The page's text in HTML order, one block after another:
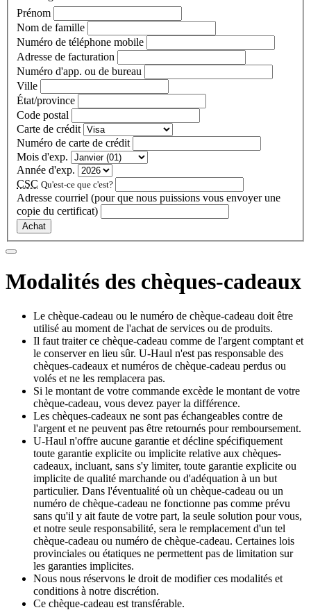
Prénom
Nom de famille
Numéro de téléphone mobile
Adresse de facturation
Numéro d'app. ou de bureau
Ville
État/province
Code postal
Carte de crédit
Numéro de carte de crédit
Mois d'exp.
Année d'exp.
CSC Qu'est-ce que c'est?
Adresse courriel (pour que nous puissions vous envoyer une
copie du certificat)
Achat
Modalités des chèques-cadeaux
Le chèque-cadeau ou le numéro de chèque-cadeau doit être
utilisé au moment de l'achat de services ou de produits.
Il faut traiter ce chèque-cadeau comme de l'argent comptant et
le conserver en lieu sûr. U-Haul n'est pas responsable des
chèques-cadeaux et numéros de chèque-cadeau perdus ou
volés et ne les remplacera pas.
Si le montant de votre commande excède le montant de votre
chèque-cadeau, vous devez payer la différence.
Les chèques-cadeaux ne sont pas échangeables contre de
l'argent et ne peuvent pas être retournés pour remboursement.
U-Haul n'offre aucune garantie et décline spécifiquement
toute garantie explicite ou implicite relative aux chèques-
cadeaux, incluant, sans s'y limiter, toute garantie explicite ou
implicite de qualité marchande ou d'adéquation à un but
particulier. Dans l'éventualité où un chèque-cadeau ou un
numéro de chèque-cadeau ne fonctionne pas comme prévu
sans qu'il y ait faute de votre part, la seule solution pour vous,
et notre seule responsabilité, sera le remplacement d'un tel
chèque-cadeau ou numéro de chèque-cadeau. Certaines lois
provinciales ou étatiques ne permettent pas de limitation sur
les garanties implicites.
Nous nous réservons le droit de modifier ces modalités et
conditions à notre discrétion.
Ce chèque-cadeau est transférable.